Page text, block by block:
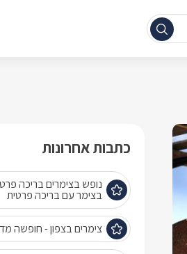
כתבות אחרונות
נופש בצימרים בריכה
בצימר עם בריכה פרטית
צימרים בצפון - חופשה